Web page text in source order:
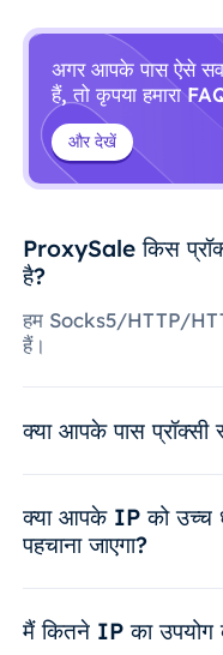
अगर आपके पास ऐसे
हैं, तो कृपया हमारा
और देखें
ProxySale किस
है?
हम Socks5/HTTP/
हैं।
क्या आपके पास प्रॉक्सी
क्या आपके IP को उच्च
पहचाना जाएगा?
मैं कितने IP का